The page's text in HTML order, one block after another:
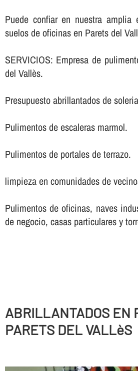
Puede confiar en nuestra amplia
suelos de oficinas en Parets del
SERVICIOS: Empresa de
del Vallès.
Presupuesto abrillantados de
Pulimentos de escaleras marmol.
Pulimentos de portales de terrazo.
limpieza en comunidades de
Pulimentos de oficinas, naves
de negocio, casas particulares y
ABRILLANTADOS EN
PARETS DEL VALLèS